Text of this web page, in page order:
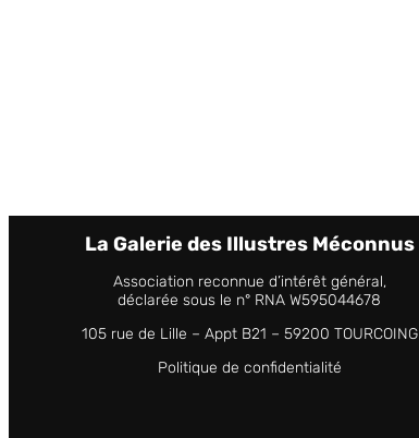
La Galerie des Illustres Méconnus
Association reconnue d’intérêt général,
déclarée sous le n° RNA W595044678
105 rue de Lille – Appt B21 – 59200 TOURCOING
Politique de confidentialité